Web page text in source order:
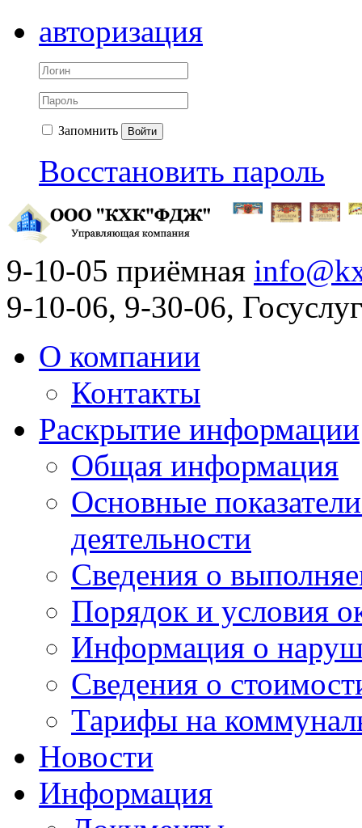
авторизация
Запомнить Войти
Восстановить пароль
9-10-05 приёмная
9-10-06, 9-30-06,
О компании
Контакты
Раскрытие информации
Общая информация
Основные
деятельности
Сведения о
Порядок и условия
Информация о
Сведения о
Тарифы на
Новости
Информация